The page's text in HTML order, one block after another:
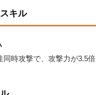
キル
同時攻撃で、攻撃力が3.5倍